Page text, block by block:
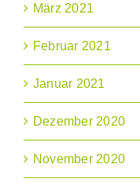
März 2021
Februar 2021
Januar 2021
Dezember 2020
November 2020